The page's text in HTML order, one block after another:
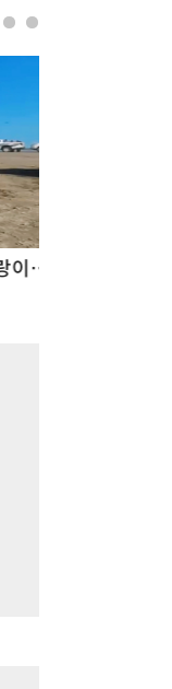
70년 만에 돌아온 시베리아호랑이…카자흐스탄 야생에 풀렸다